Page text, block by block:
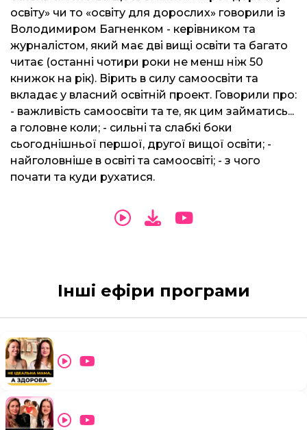
освіту» чи то «освіту для дорослих» говорили із
Володимиром Багненком - керівником та
журналістом, який має дві вищі освіти та багато
читає (останні чотири роки не менш ніж 50
книжок на рік). Вірить в силу самоосвіти та
вкладає у власний освітній проект. Говорили про:
- важливість самоосвіти та те, як цим займатись...
а головне коли; - сильні та слабкі боки
сьогоднішньої першої, другої вищої освіти; -
найголовніше в освіті та самоосвіті; - з чого
почати та куди рухатися.
Інші ефіри програми